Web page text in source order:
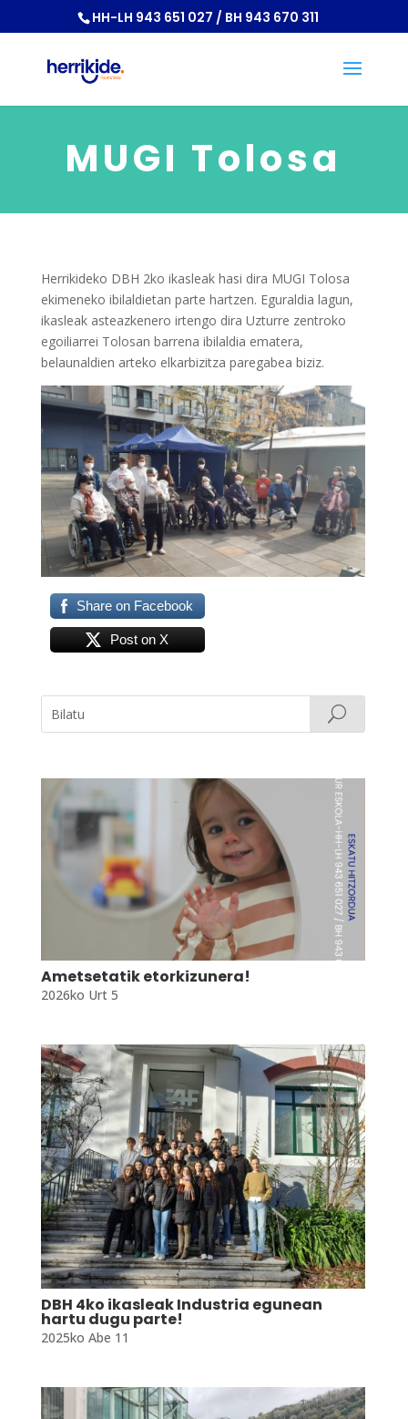
HH-LH 943 651 027 / BH 943 670 311
MUGI Tolosa
Herrikideko DBH 2ko ikasleak hasi dira MUGI Tolosa
ekimeneko ibilaldietan parte hartzen. Eguraldia lagun,
ikasleak asteazkenero irtengo dira Uzturre zentroko
egoiliarrei Tolosan barrena ibilaldia ematera,
belaunaldien arteko elkarbizitza paregabea biziz.
Share on Facebook
Post on X
Ametsetatik etorkizunera!
2026ko Urt 5
DBH 4ko ikasleak Industria egunean
hartu dugu parte!
2025ko Abe 11